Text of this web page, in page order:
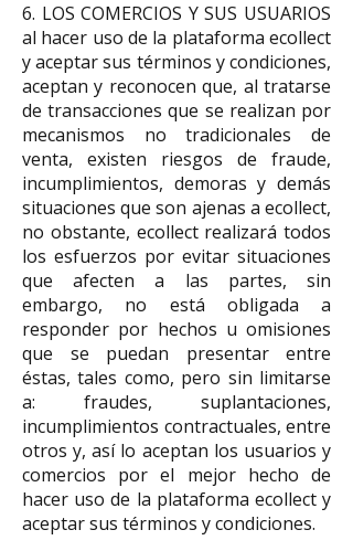
6. LOS COMERCIOS Y SUS USUARIOS
al hacer uso de la plataforma ecollect
y aceptar sus términos y condiciones,
aceptan y reconocen que, al tratarse
de transacciones que se realizan por
mecanismos no tradicionales de
venta, existen riesgos de fraude,
incumplimientos, demoras y demás
situaciones que son ajenas a ecollect,
no obstante, ecollect realizará todos
los esfuerzos por evitar situaciones
que afecten a las partes, sin
embargo, no está obligada a
responder por hechos u omisiones
que se puedan presentar entre
éstas, tales como, pero sin limitarse
a: fraudes, suplantaciones,
incumplimientos contractuales, entre
otros y, así lo aceptan los usuarios y
comercios por el mejor hecho de
hacer uso de la plataforma ecollect y
aceptar sus términos y condiciones.